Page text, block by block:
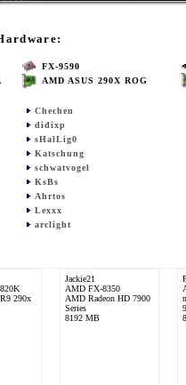
FX-9590
AMD ASUS 290X ROG
Chechen
didixp
sHalLig0
Katschung
schwatvogel
KsBs
Ahrtos
Lexxx
arclight
290x
Jackie21
AMD FX-8350
AMD Radeon HD 7900
Series
8192 MB